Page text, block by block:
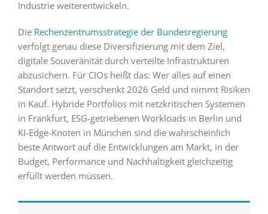
Industrie weiterentwickeln.
Die Rechenzentrumsstrategie der Bundesregierung
verfolgt genau diese Diversifizierung mit dem Ziel,
digitale Souveränität durch verteilte Infrastrukturen
abzusichern. Für CIOs heißt das: Wer alles auf einen
Standort setzt, verschenkt 2026 Geld und nimmt Risiken
in Kauf. Hybride Portfolios mit netzkritischen Systemen
in Frankfurt, ESG-getriebenen Workloads in Berlin und
KI-Edge-Knoten in München sind die wahrscheinlich
beste Antwort auf die Entwicklungen am Markt, in der
Budget, Performance und Nachhaltigkeit gleichzeitig
erfüllt werden müssen.